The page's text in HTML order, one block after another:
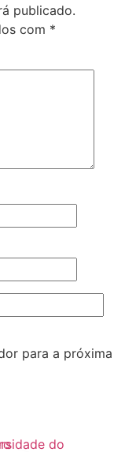
publicado.
com *
para a próxima